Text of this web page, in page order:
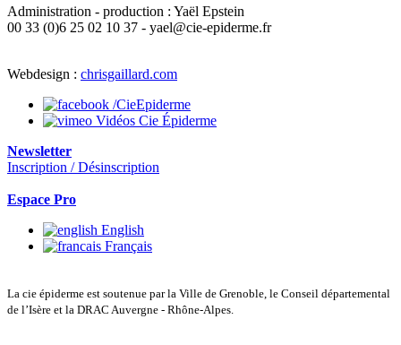
Administration - production : Yaël Epstein
00 33 (0)6 25 02 10 37 - yael@cie-epiderme.fr
Webdesign : chrisgaillard.com
/CieEpiderme
Vidéos Cie Épiderme
Newsletter
Inscription / Désinscription
Espace Pro
English
Français
La cie épiderme est soutenue par la Ville de Grenoble, le Conseil départemental
de l’Isère et la DRAC Auvergne - Rhône-Alpes.